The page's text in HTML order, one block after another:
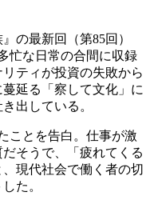
の最新回（第85回）
忙な日常の合間に収録
ティが投資の失敗から
延る「察して文化」に
出している。
ことを告白。仕事が激
そうで、「疲れてくる
現代社会で働く者の切
た。